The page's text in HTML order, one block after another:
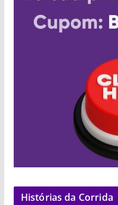
Histórias da Corrida